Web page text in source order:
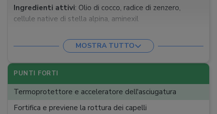
Ingredienti attivi: Olio di cocco, radice di zenzero,
cellule native di stella alpina, aminexil
Spray
MOSTRA TUTTO
PUNTI FORTI
Termoprotettore e acceleratore dell'asciugatura
Fortifica e previene la rottura dei capelli